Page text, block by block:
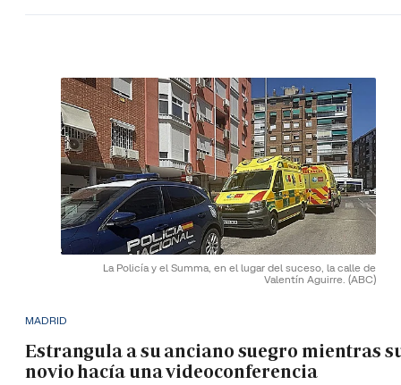
La Policía y el Summa, en el lugar del suceso, la calle de
Valentín Aguirre. (ABC)
MADRID
Estrangula a su anciano suegro mientras
novio hacía una videoconferencia